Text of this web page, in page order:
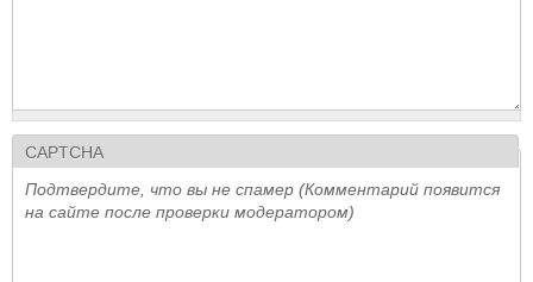
CAPTCHA
Подтвердите, что вы не спамер (Комментарий появится
на сайте после проверки модератором)